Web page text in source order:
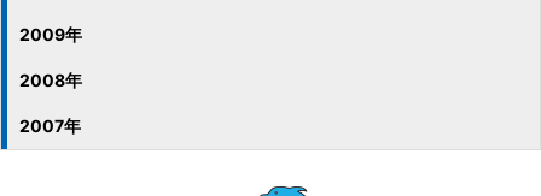
2009年
2008年
2007年